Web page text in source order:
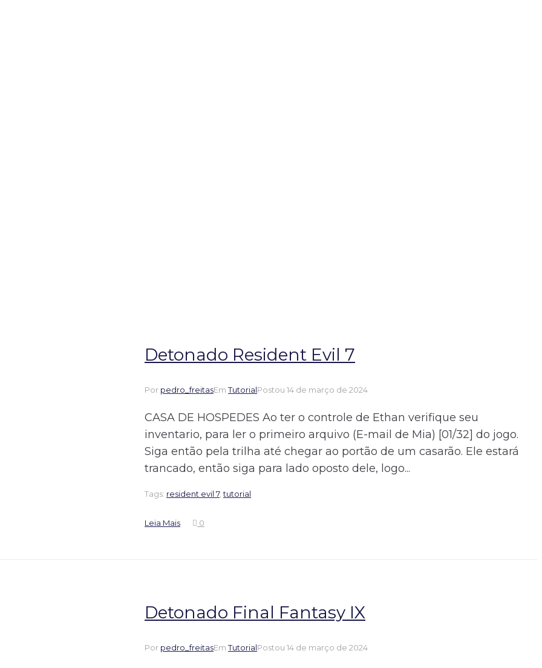
Detonado Resident Evil 7
Por pedro_freitasEmTutorialPostou 14 de março de 2024
CASA DE HOSPEDES Ao ter o controle de Ethan verifique seu
inventario, para ler o primeiro arquivo (E-mail de Mia) [01/32] do jogo.
Siga então pela trilha até chegar ao portão de um casarão. Ele estará
trancado, então siga para lado oposto dele, logo...
Tags: resident evil 7,tutorial
Leia Mais 0
Detonado Final Fantasy IX
Por pedro_freitasEmTutorialPostou 14 de março de 2024